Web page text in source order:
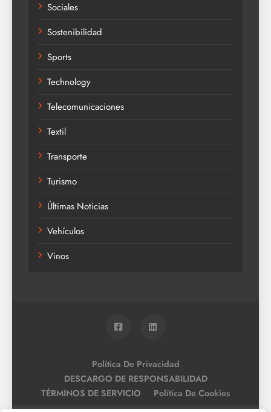
Sociales
Sostenibilidad
Sports
Technology
Telecomunicaciones
Textil
Transporte
Turismo
Últimas Noticias
Vehículos
Vinos
Política De Privacidad
DESCARGO DE RESPONSABILIDAD
TÉRMINOS DE SERVICIO
Política De Cookies